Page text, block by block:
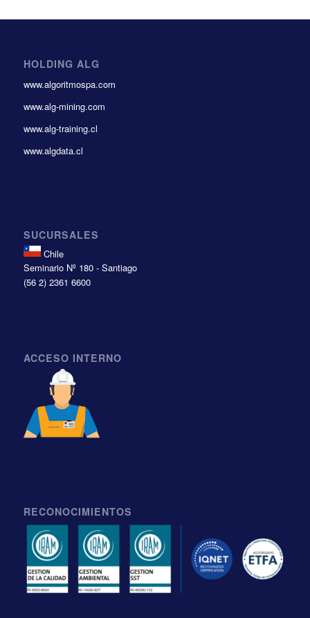
HOLDING ALG
www.algoritmospa.com
www.alg-mining.com
www.alg-training.cl
www.algdata.cl
SUCURSALES
Chile
Seminario Nº 180 - Santiago
(56 2) 2361 6600
ACCESO INTERNO
RECONOCIMIENTOS